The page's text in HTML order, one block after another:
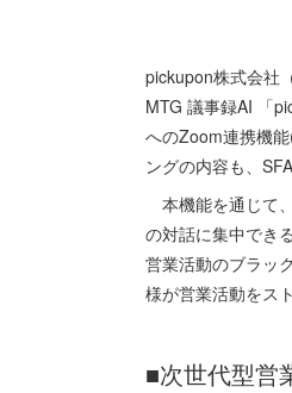
pickupon株式会社
MTG 議事録AI 「
へのZoom連携機
ングの内容も、
本機能を通じて
の対話に集中でき
営業活動のブラッ
様が営業活動をス
■次世代型営